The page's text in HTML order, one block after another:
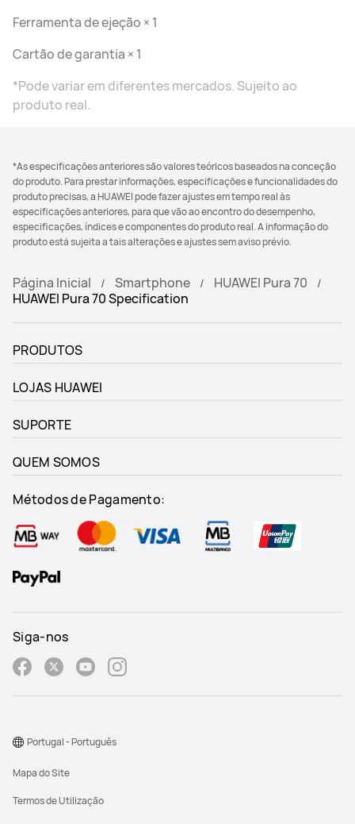
Ferramenta de ejeção × 1
Cartão de garantia × 1
*Pode variar em diferentes mercados. Sujeito ao
produto real.
*As especificações anteriores são valores teóricos baseados na conceção
do produto. Para prestar informações, especificações e funcionalidades do
produto precisas, a HUAWEI pode fazer ajustes em tempo real às
especificações anteriores, para que vão ao encontro do desempenho,
especificações, índices e componentes do produto real. A informação do
produto está sujeita a tais alterações e ajustes sem aviso prévio.
Página Inicial Smartphone
HUAWEI Pura 70
HUAWEI Pura 70 Specification
PRODUTOS
LOJAS HUAWEI
SUPORTE
QUEM SOMOS
Métodos de Pagamento:
Siga-nos
Mapa do Site
Termos de Utilização
Portugal - Português